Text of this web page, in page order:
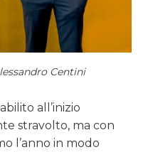
Centini
all’inizio
stravolto, ma con
l’anno in modo